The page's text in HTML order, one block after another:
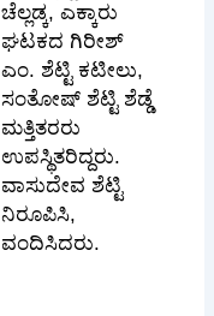
ಚೆಲ್ಲಡ್ಕ, ಎಕ್ಕಾರು
ಘಟಕದ ಗಿರೀಶ್
ಎಂ. ಶೆಟ್ಟಿ ಕಟೀಲು,
ಸಂತೋಷ್ ಶೆಟ್ಟಿ ಶೆಡ್ಡೆ
ಮತ್ತಿತರರು
ಉಪಸ್ಥಿತರಿದ್ದರು.
ವಾಸುದೇವ ಶೆಟ್ಟಿ
ನಿರೂಪಿಸಿ,
ವಂದಿಸಿದರು.